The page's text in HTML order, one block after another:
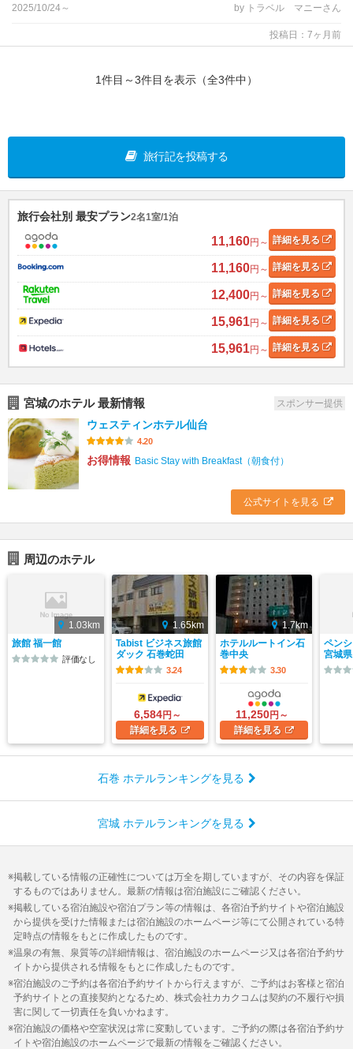
2025/10/24～ by トラベル マニーさん
投稿日：7ヶ月前
1件目～3件目を表示（全3件中）
旅行記を投稿する
旅行会社別 最安プラン2名1室/1泊
11,160円～ 詳細を見る
11,160円～ 詳細を見る
12,400円～ 詳細を見る
15,961円～ 詳細を見る
15,961円～ 詳細を見る
宮城のホテル 最新情報 スポンサー提供
ウェスティンホテル仙台
4.20
お得情報 Basic Stay with Breakfast（朝食付）
公式サイトを見る
周辺のホテル
1.03km
旅館 福一館
評価なし
1.65km
Tabist ビジネス旅館
ダック 石巻蛇田
3.24
6,584円～
詳細を見る
1.7km
ホテルルートイン石
巻中央
3.30
11,250円～
詳細を見る
ペン
宮城
石巻 ホテルランキングを見る
宮城 ホテルランキングを見る
掲載している情報の正確性については万全を期していますが、その内容を保証
するものではありません。最新の情報は宿泊施設にご確認ください。
掲載している宿泊施設や宿泊プラン等の情報は、各宿泊予約サイトや宿泊施設
から提供を受けた情報または宿泊施設のホームページ等にて公開されている特
定時点の情報をもとに作成したものです。
温泉の有無、泉質等の詳細情報は、宿泊施設のホームページ又は各宿泊予約サ
イトから提供される情報をもとに作成したものです。
宿泊施設のご予約は各宿泊予約サイトから行えますが、ご予約はお客様と宿泊
予約サイトとの直接契約となるため、株式会社カカクコムは契約の不履行や損
害に関して一切責任を負いかねます。
宿泊施設の価格や空室状況は常に変動しています。ご予約の際は各宿泊予約サ
イトや宿泊施設のホームページで最新の情報をご確認ください。